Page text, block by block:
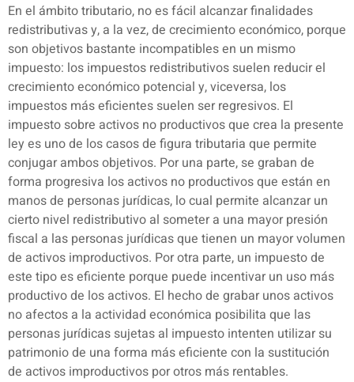
En el ámbito tributario, no es fácil alcanzar finalidades
redistributivas y, a la vez, de crecimiento económico, porque
son objetivos bastante incompatibles en un mismo
impuesto: los impuestos redistributivos suelen reducir el
crecimiento económico potencial y, viceversa, los
impuestos más eficientes suelen ser regresivos. El
impuesto sobre activos no productivos que crea la presente
ley es uno de los casos de figura tributaria que permite
conjugar ambos objetivos. Por una parte, se graban de
forma progresiva los activos no productivos que están en
manos de personas jurídicas, lo cual permite alcanzar un
cierto nivel redistributivo al someter a una mayor presión
fiscal a las personas jurídicas que tienen un mayor volumen
de activos improductivos. Por otra parte, un impuesto de
este tipo es eficiente porque puede incentivar un uso más
productivo de los activos. El hecho de grabar unos activos
no afectos a la actividad económica posibilita que las
personas jurídicas sujetas al impuesto intenten utilizar su
patrimonio de una forma más eficiente con la sustitución
de activos improductivos por otros más rentables.